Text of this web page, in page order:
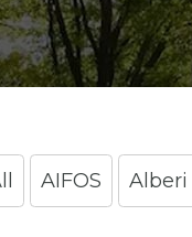
AIFOS Alberi